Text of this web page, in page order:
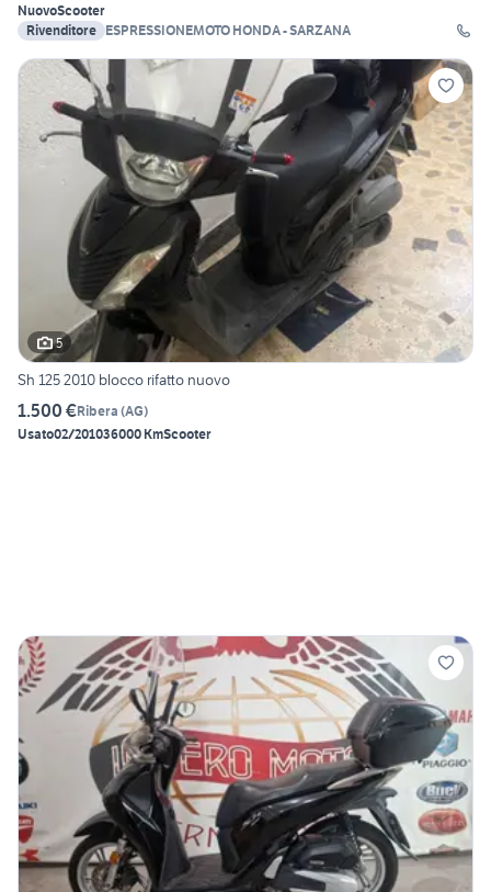
NuovoScooter
Rivenditore ESPRESSIONEMOTO HONDA - SARZANA
5
Sh 125 2010 blocco rifatto nuovo
1.500 €Ribera (AG)
Usato02/201036000 KmScooter